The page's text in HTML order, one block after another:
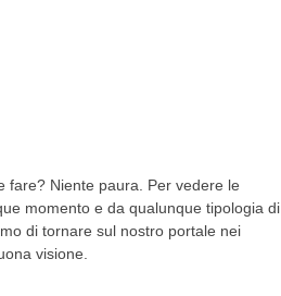
fare? Niente paura. Per vedere le
momento e da qualunque tipologia di
di tornare sul nostro portale nei
visione.